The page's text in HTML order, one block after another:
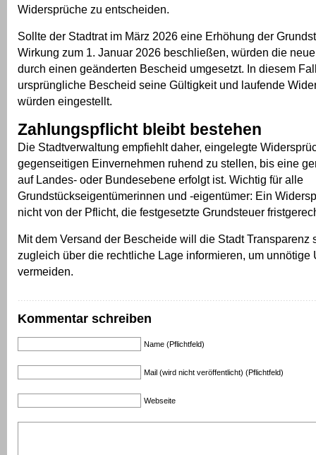
Widersprüche zu entscheiden.
Sollte der Stadtrat im März 2026 eine Erhöhung der
Wirkung zum 1. Januar 2026 beschließen, würden die
durch einen geänderten Bescheid umgesetzt. In diesem
ursprüngliche Bescheid seine Gültigkeit und laufende
würden eingestellt.
Zahlungspflicht bleibt bestehen
Die Stadtverwaltung empfiehlt daher, eingelegte
gegenseitigen Einvernehmen ruhend zu stellen, bis eine
auf Landes- oder Bundesebene erfolgt ist. Wichtig für alle
Grundstückseigentümerinnen und -eigentümer: Ein
nicht von der Pflicht, die festgesetzte Grundsteuer
Mit dem Versand der Bescheide will die Stadt Transparenz
zugleich über die rechtliche Lage informieren, um unnötige
vermeiden.
Kommentar schreiben
Name (Pflichtfeld)
Mail (wird nicht veröffentlicht) (Pflichtfeld)
Webseite